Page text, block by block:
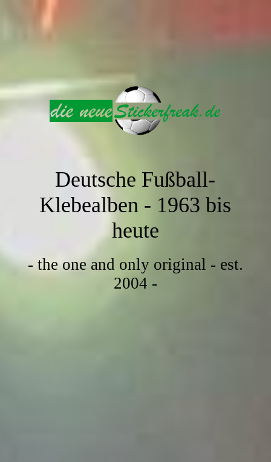
Deutsche Fußball-
Klebealben - 1963 bis
heute
- the one and only original - est.
2004 -